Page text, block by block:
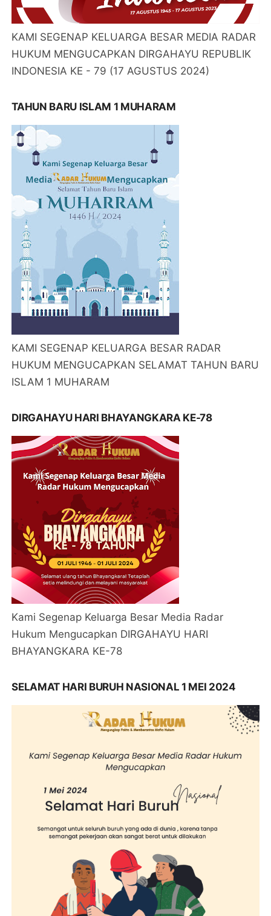
KAMI SEGENAP KELUARGA BESAR MEDIA RADAR
HUKUM MENGUCAPKAN DIRGAHAYU REPUBLIK
INDONESIA KE - 79 (17 AGUSTUS 2024)
TAHUN BARU ISLAM 1 MUHARAM
KAMI SEGENAP KELUARGA BESAR RADAR
HUKUM MENGUCAPKAN SELAMAT TAHUN BARU
ISLAM 1 MUHARAM
DIRGAHAYU HARI BHAYANGKARA KE-78
Kami Segenap Keluarga Besar Media Radar
Hukum Mengucapkan DIRGAHAYU HARI
BHAYANGKARA KE-78
SELAMAT HARI BURUH NASIONAL 1 MEI 2024